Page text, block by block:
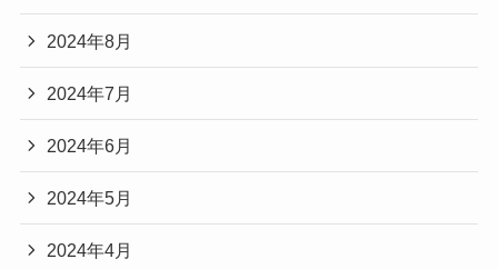
2024年8月
2024年7月
2024年6月
2024年5月
2024年4月